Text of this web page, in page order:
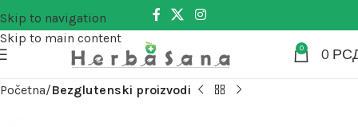
Skip to navigation
Skip to main content
0 0
Početna Bezglutenski proizvodi